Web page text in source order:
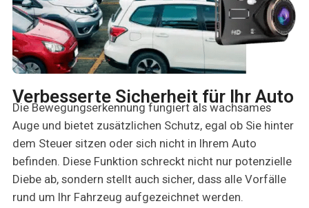
Verbesserte Sicherheit für Ihr Auto
Die Bewegungserkennung fungiert als wachsames
Auge und bietet zusätzlichen Schutz, egal ob Sie hinter
dem Steuer sitzen oder sich nicht in Ihrem Auto
befinden. Diese Funktion schreckt nicht nur potenzielle
Diebe ab, sondern stellt auch sicher, dass alle Vorfälle
rund um Ihr Fahrzeug aufgezeichnet werden.